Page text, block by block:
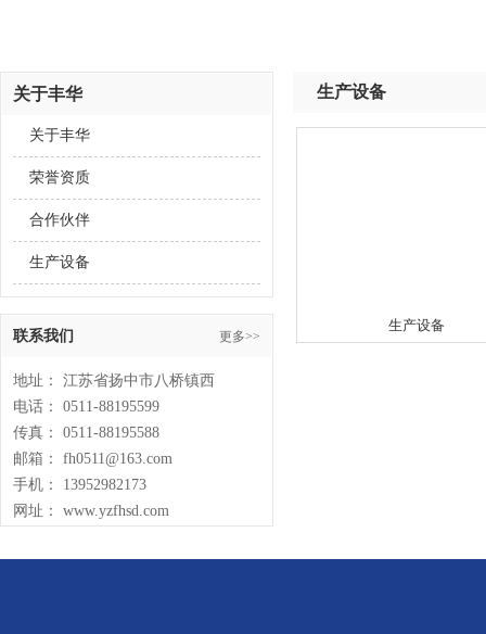
关于丰华
关于丰华
荣誉资质
合作伙伴
生产设备
联系我们 更多>>
地址： 江苏省扬中市八桥镇西
电话： 0511-88195599
传真： 0511-88195588
邮箱： fh0511@163.com
手机： 13952982173
网址： www.yzfhsd.com
生产设备
生产设备